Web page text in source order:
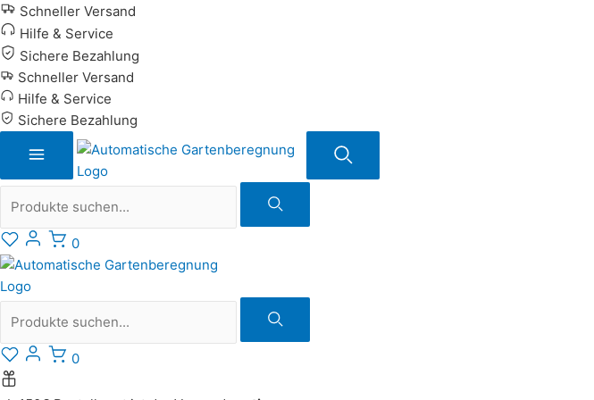
Zum
Inhalt
springen
Schneller Versand
Hilfe & Service
Sichere Bezahlung
Schneller Versand
Hilfe & Service
Sichere Bezahlung
Suche
0
Suche
0